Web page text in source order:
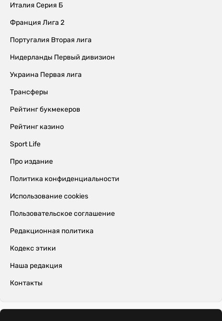
Италия Серия Б
Франция Лига 2
Португалия Вторая лига
Нидерланды Первый дивизион
Украина Первая лига
Трансферы
Рейтинг букмекеров
Рейтинг казино
Sport Life
Про издание
Политика конфиденциальности
Использование cookies
Пользовательское соглашение
Редакционная политика
Кодекс этики
Наша редакция
Контакты